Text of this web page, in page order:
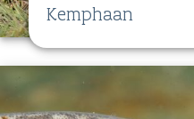
Kemphaan